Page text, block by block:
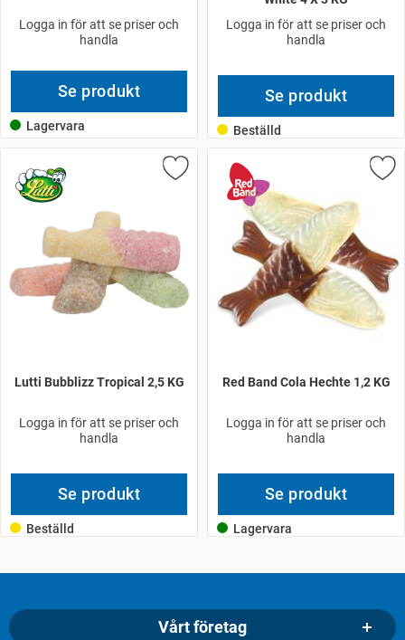
Logga in för att se priser och
handla
Se produkt
Lagervara
Logga in för att se priser och
handla
Se produkt
Beställd
Lutti Bubblizz Tropical 2,5 KG
Logga in för att se priser och
handla
Se produkt
Beställd
Red Band Cola Hechte 1,2 KG
Logga in för att se priser och
handla
Se produkt
Lagervara
Vårt företag